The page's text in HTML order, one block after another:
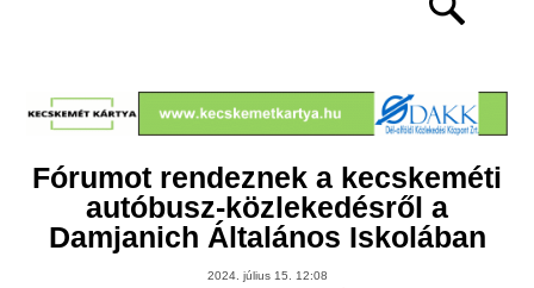
Fórumot rendeznek a kecskeméti
autóbusz-közlekedésről a
Damjanich Általános Iskolában
2024. július 15. 12:08